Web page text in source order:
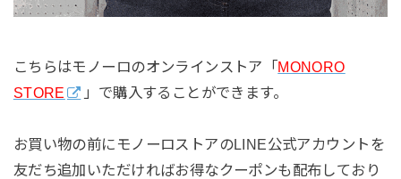
こちらはモノーロのオンラインストア「MONORO
STORE
」で購入することができます。
お買い物の前にモノーロストアのLINE公式アカウントを
友だち追加いただければお得なクーポンも配布しており